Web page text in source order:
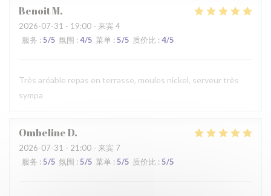
BenoitM
2026-07-31 - 19:00 - 来宾 4
服务 : 5/5 氛围 : 4/5 菜单 : 5/5 质价比 : 4/5
Très aréable repas en terrasse, moules nickel, serveur très
sympa
OmbelineD
2026-07-31 - 21:00 - 来宾 7
服务 : 5/5 氛围 : 5/5 菜单 :5/5 质价比 : 5/5